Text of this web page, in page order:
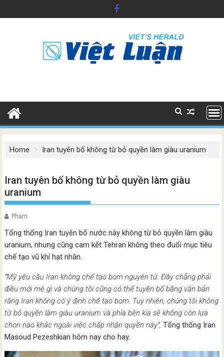
to
Home Iran tuyên bố không từ bỏ quyền làm giàu uranium
Iran tuyên bố không từ bỏ quyền làm giàu
uranium
Pham
Tổng thống Iran tuyên bố nước này không từ bỏ quyền làm giàu
uranium, nhưng cũng cam kết Tehran không theo đuổi mục tiêu
chế tạo vũ khí hạt nhân.
“Mỹ yêu cầu Iran không chế tạo bom nguyên tử. Đây chẳng phải
điều mới mẻ gì và chúng tôi cũng có thể tuyên bố bằng văn bản
rằng Iran không có ý định chế tạo bom. Tuy nhiên, chúng tôi không
từ bỏ quyền làm giàu uranium và phía bên kia sẽ không còn lựa
chọn nào khác ngoài việc chấp nhận quyền này”,Tổng thống Iran
Masoud Pezeshkian hôm nay cho hay.